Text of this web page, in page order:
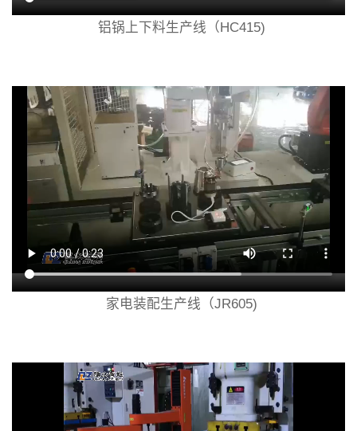
铝锅上下料生产线（HC415)
家电装配生产线（JR605)